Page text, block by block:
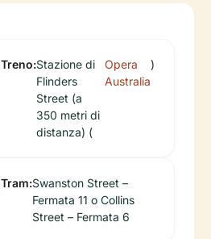
Treno:Stazione di
Flinders
Street (a
350 metri di
distanza) (
Opera
Australia
)
Tram:Swanston Street –
Fermata 11 o Collins
Street – Fermata 6